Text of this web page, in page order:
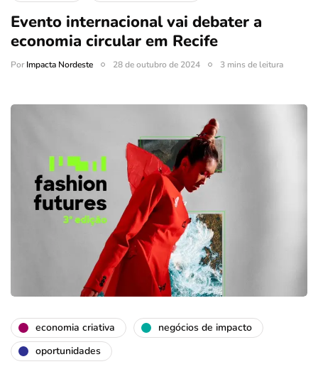
Evento internacional vai debater a
economia circular em Recife
PorImpacta Nordeste 28 de outubro de 2024 3 mins de leitura
economia criativa
negócios de impacto
oportunidades